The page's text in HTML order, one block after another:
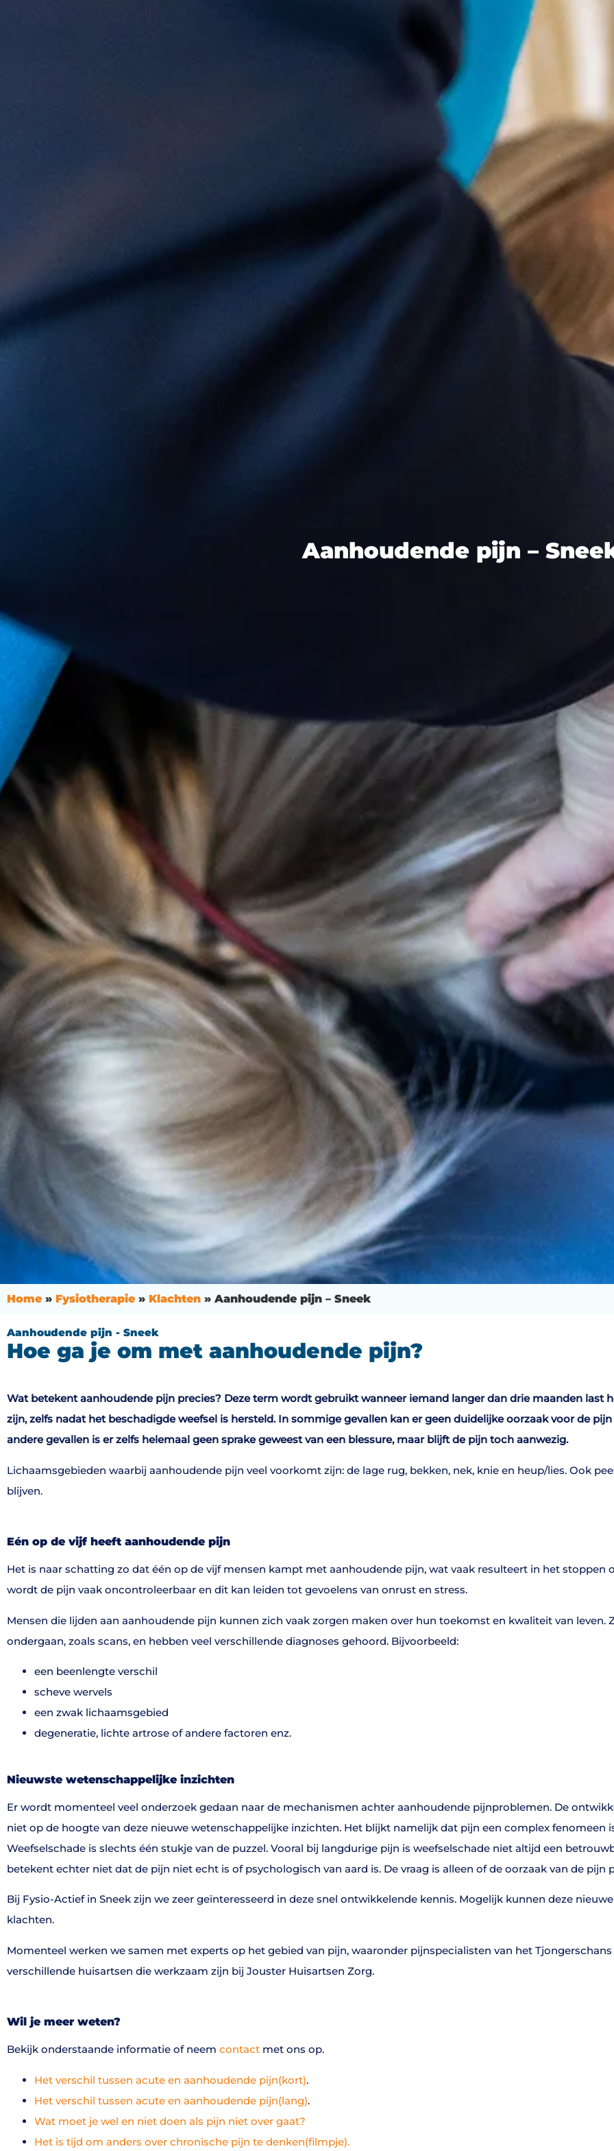
Aanhoudende pijn –
Home » Fysiotherapie » Klachten » Aanhoudende pijn – Sneek
Aanhoudende pijn - Sneek
Hoe ga je om met aanhoudende pijn?
Wat betekent aanhoudende pijn precies? Deze term wordt gebruikt wanneer iemand langer dan drie maanden last
zijn, zelfs nadat het beschadigde weefsel is hersteld. In sommige gevallen kan er geen duidelijke oorzaak voor de
andere gevallen is er zelfs helemaal geen sprake geweest van een blessure, maar blijft de pijn toch aanwezig.
Lichaamsgebieden waarbij aanhoudende pijn veel voorkomt zijn: de lage rug, bekken, nek, knie en heup/lies. Ook
blijven.
Eén op de vijf heeft aanhoudende pijn
Het is naar schatting zo dat één op de vijf mensen kampt met aanhoudende pijn, wat vaak resulteert in het stoppen
wordt de pijn vaak oncontroleerbaar en dit kan leiden tot gevoelens van onrust en stress.
Mensen die lijden aan aanhoudende pijn kunnen zich vaak zorgen maken over hun toekomst en kwaliteit van
ondergaan, zoals scans, en hebben veel verschillende diagnoses gehoord. Bijvoorbeeld:
een beenlengte verschil
scheve wervels
een zwak lichaamsgebied
degeneratie, lichte artrose of andere factoren enz.
Nieuwste wetenschappelijke inzichten
Er wordt momenteel veel onderzoek gedaan naar de mechanismen achter aanhoudende pijnproblemen. De
niet op de hoogte van deze nieuwe wetenschappelijke inzichten. Het blijkt namelijk dat pijn een complex
Weefselschade is slechts één stukje van de puzzel. Vooral bij langdurige pijn is weefselschade niet altijd een
betekent echter niet dat de pijn niet echt is of psychologisch van aard is. De vraag is alleen of de oorzaak van de
Bij Fysio-Actief in Sneek zijn we zeer geïnteresseerd in deze snel ontwikkelende kennis. Mogelijk kunnen deze
klachten.
Momenteel werken we samen met experts op het gebied van pijn, waaronder pijnspecialisten van het
verschillende huisartsen die werkzaam zijn bij Jouster Huisartsen Zorg.
Wil je meer weten?
Bekijk onderstaande informatie of neem contact met ons op.
Het verschil tussen acute en aanhoudende pijn(kort).
Het verschil tussen acute en aanhoudende pijn(lang).
Wat moet je wel en niet doen als pijn niet over gaat?
Het is tijd om anders over chronische pijn te denken(filmpje).